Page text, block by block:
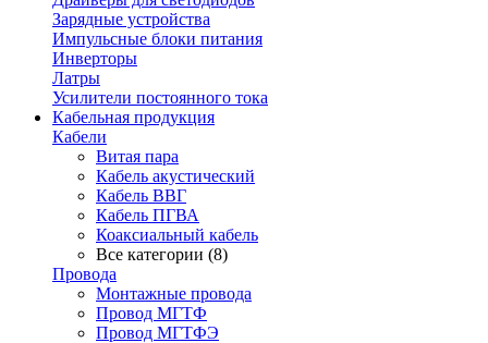
Зарядные устройства
Импульсные блоки питания
Инверторы
Латры
Усилители постоянного тока
Кабельная продукция
Кабели
Витая пара
Кабель акустический
Кабель ВВГ
Кабель ПГВА
Коаксиальный кабель
Все категории (8)
Провода
Монтажные провода
Провод МГТФ
Провод МГТФЭ